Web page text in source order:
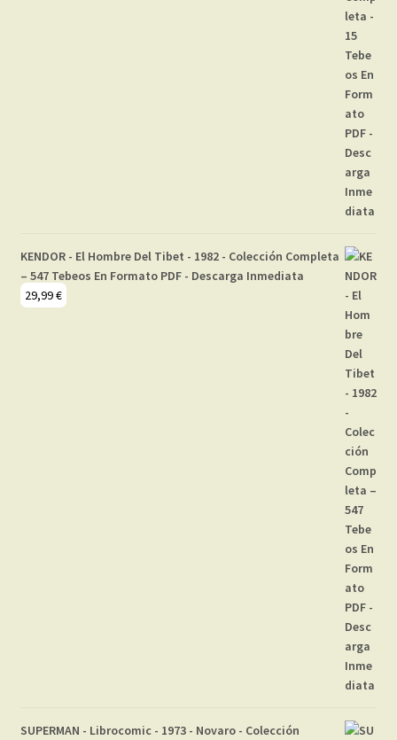
KENDOR - El Hombre Del Tibet - 1982 - Colección Completa
– 547 Tebeos En Formato PDF - Descarga Inmediata
29,99€
SUPERMAN - Librocomic - 1973 - Novaro - Colección